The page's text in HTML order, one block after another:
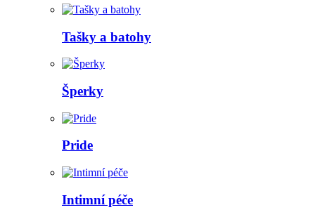
Tašky a batohy
Šperky
Pride
Intimní péče